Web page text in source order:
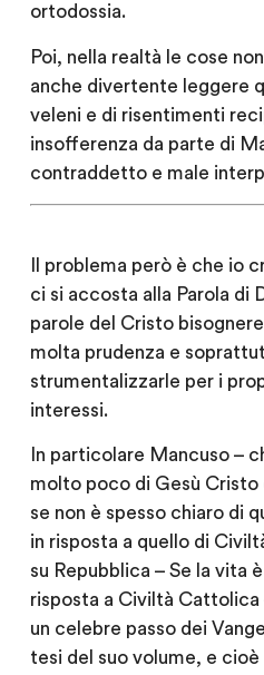
ortodossia.
Poi, nella realtà le cose
anche divertente leggere
veleni e di risentimenti
insofferenza da parte di
contraddetto e male
Il problema però è che io
ci si accosta alla Parola di
parole del Cristo
molta prudenza e
strumentalizzarle per i
interessi.
In particolare Mancuso –
molto poco di Gesù Cristo
se non è spesso chiaro di
in risposta a quello di
su Repubblica – Se la vita
risposta a Civiltà Cattolica
un celebre passo dei
tesi del suo volume, e cioè